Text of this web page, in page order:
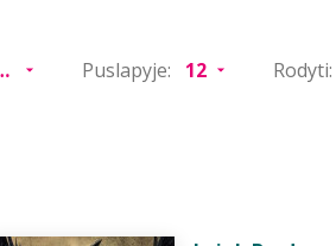
Puslapyje: Rodyti: